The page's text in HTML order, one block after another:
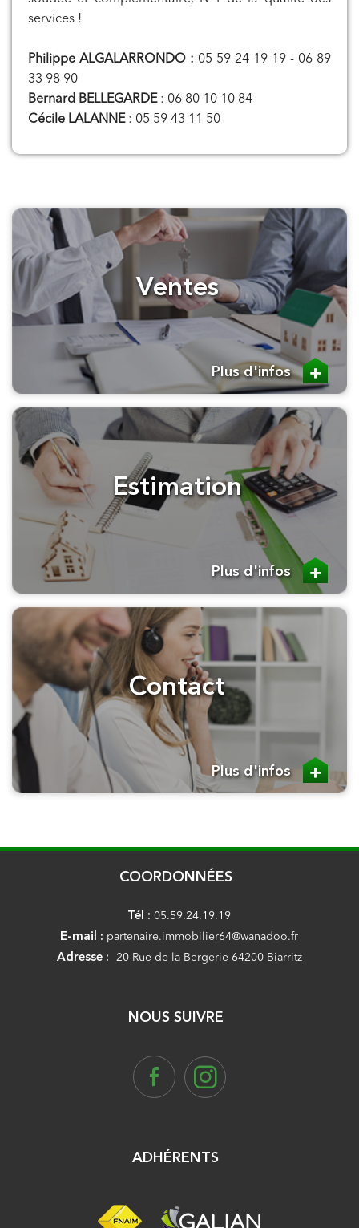
services !
Philippe ALGALARRONDO : 05 59 24 19 19 - 06 89
33 98 90
Bernard BELLEGARDE: 06 80 10 10 84
Cécile LALANNE: 05 59 43 11 50
Ventes
Plus d'infos
Estimation
Plus d'infos
Contact
Plus d'infos
COORDONNÉES
Tél : 05.59.24.19.19
E-mail : partenaire.immobilier64@wanadoo.fr
Adresse : 20 Rue de la Bergerie 64200 Biarritz
NOUS SUIVRE
ADHÉRENTS